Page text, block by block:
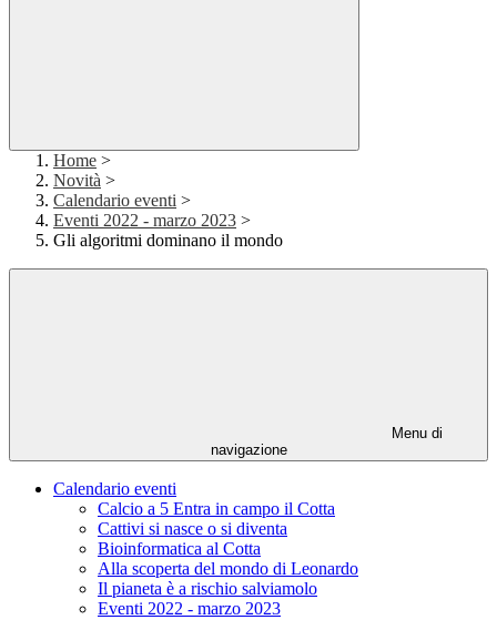
Home >
Novità >
Calendario eventi >
Eventi 2022 - marzo 2023 >
Gli algoritmi dominano il mondo
Menu di
navigazione
Calendario eventi
Calcio a 5 Entra in campo il Cotta
Cattivi si nasce o si diventa
Bioinformatica al Cotta
Alla scoperta del mondo di Leonardo
Il pianeta è a rischio salviamolo
Eventi 2022 - marzo 2023